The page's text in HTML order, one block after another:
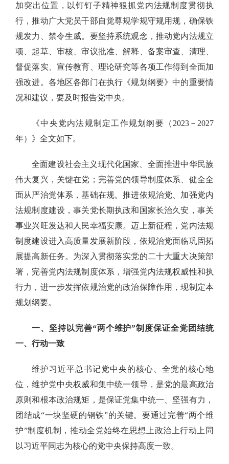
加突出位置，以钉钉子精神狠抓党内法规制度贯彻执
行，推动广大党员干部自觉尊规学规守规用规，确保铁
规发力、禁令生威。要坚持系统观念，推动党内法规立
项、起草、审核、审议批准、解释、备案审查、清理、
督促落实、宣传教育、理论研究等各项工作得到全面加
强改进。各地区各部门在执行《规划纲要》中的重要情
况和建议，要及时报告党中央。
《中央党内法规制定工作规划纲要（2023－2027
年）》全文如下。
全面建设社会主义现代化国家、全面推进中华民族
伟大复兴，关键在党；完善党的领导制度体系、健全全
面从严治党体系，基础在规。推进依规治党、加强党内
法规制度建设，事关党长期执政和国家长治久安，事关
事业兴旺发达和人民幸福安康。迈上新征程，党内法规
制度建设进入高质量发展新阶段，依规治党面临巩固拓
展提高新任务。为深入贯彻落实党的二十大重大决策部
署，完善党内法规制度体系，增强党内法规权威性和执
行力，进一步发挥依规治党的政治保障作用，现制定本
规划纲要。
一、坚持以完善“两个维护”制度保证全党团结统
一、行动一致
维护习近平总书记党中央的核心、全党的核心地
位，维护党中央权威和集中统一领导，是党的最高政治
原则和根本政治规矩，是保证党集中统一、坚强有力，
团结成“一块坚硬的钢铁”的关键。要通过完善“两个维
护”制度机制，推动全党始终在思想上政治上行动上同
以习近平同志为核心的党中央保持高度一致。